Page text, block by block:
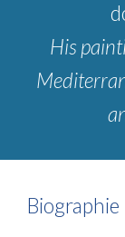
His
Biographie